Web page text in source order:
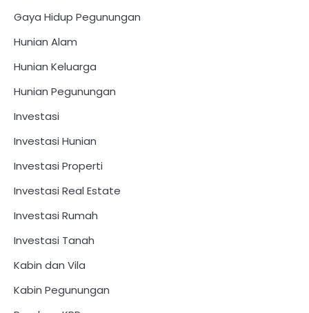
Gaya Hidup Pegunungan
Hunian Alam
Hunian Keluarga
Hunian Pegunungan
Investasi
Investasi Hunian
Investasi Properti
Investasi Real Estate
Investasi Rumah
Investasi Tanah
Kabin dan Vila
Kabin Pegunungan